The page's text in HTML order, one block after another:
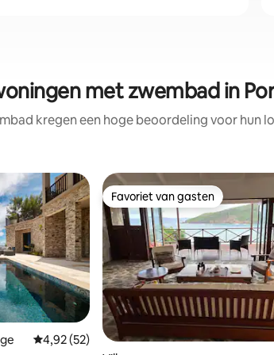
met zwembad in
kregen een hoge beoordeling voor hun
5, 6 recensies
Gemiddelde beoordeling van 4,92 uit 5, 52
4,92 (52)
Favoriet van gasten
Favoriet van gasten